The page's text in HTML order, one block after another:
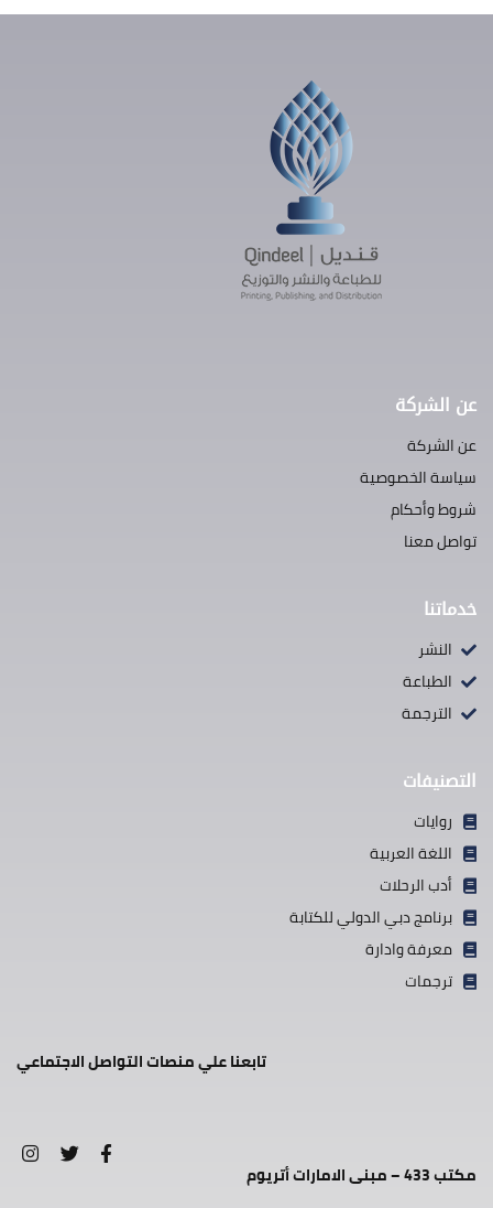
عن الشركة
عن الشركة
سياسة الخصوصية
شروط وأحكام
تواصل معنا
خدماتنا
النشر
الطباعة
الترجمة
التصنيفات
روايات
اللغة العربية
أدب الرحلات
برنامج دبي الدولي للكتابة
معرفة وادارة
ترجمات
تابعنا علي منصات التواصل الاجتماعي
مكتب 433 – مبنى الامارات أتريوم